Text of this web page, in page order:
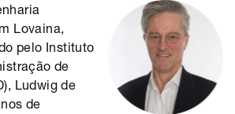
Lovaina,
pelo Instituto
de
Ludwig de
de